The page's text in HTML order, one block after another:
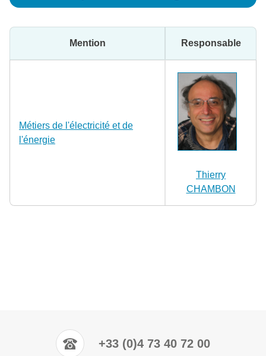
Mention Responsable
Métiers de l'électricité et de
l'énergie
Thierry
CHAMBON
+33 (0)4 73 40 72 00